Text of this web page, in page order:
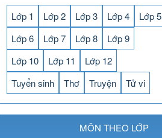
Lớp 1 Lớp 2 Lớp 3 Lớp 4
Lớp 5
Lớp 6
Lớp 7 Lớp 8
Lớp 9
Lớp 10
Lớp 11
Lớp 12
Tuyển sinh
Thơ Truyện Tử vi
MÔN THEO LỚP